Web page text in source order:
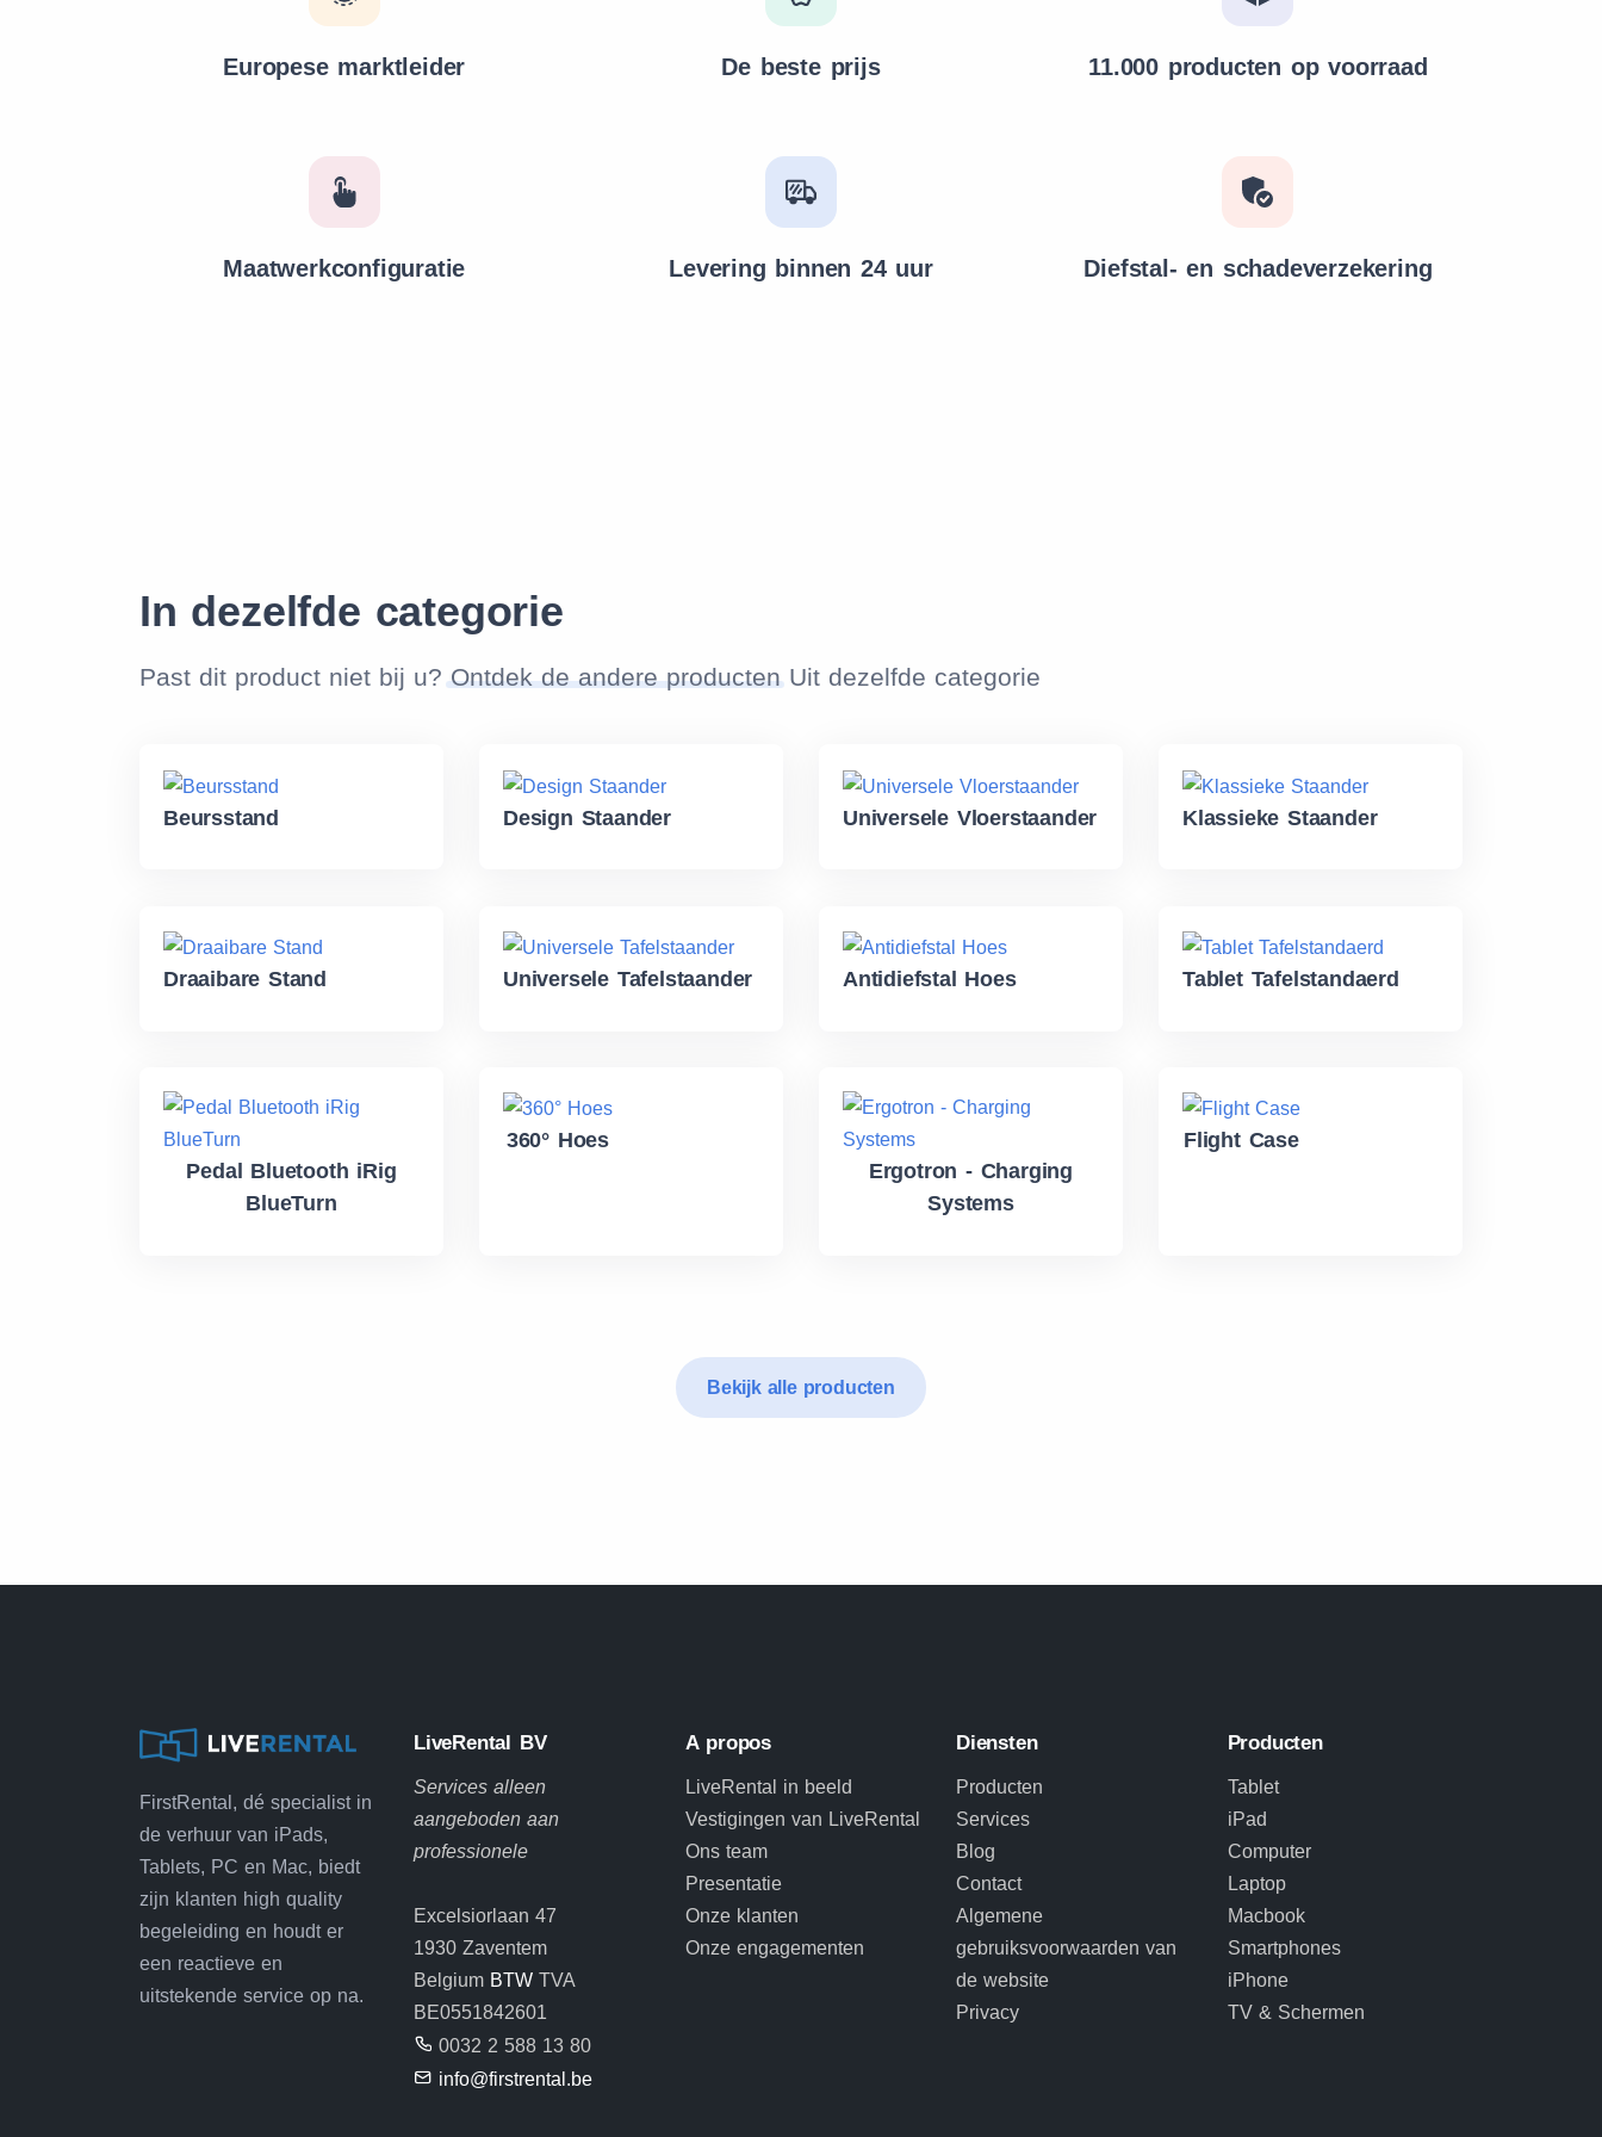
Europese marktleider De beste prijs 11.000 producten op voorraad
Maatwerkconfiguratie Levering binnen 24 uur Diefstal- en schadeverzekering
In dezelfde categorie
Past dit product niet bij u?Ontdek de andere productenUit dezelfde categorie
Beursstand Design Staander Universele Vloerstaander Klassieke Staander
Draaibare Stand Universele Tafelstaander Antidiefstal Hoes Tablet Tafelstandaerd
Pedal Bluetooth iRig
BlueTurn
360° Hoes
Ergotron - Charging
Systems
Flight Case
Bekijk alle producten
FirstRental, dé specialist in
de verhuur van iPads,
Tablets, PC en Mac, biedt
zijn klanten high quality
begeleiding en houdt er
een reactieve en
uitstekende service op na.
LiveRental BV
Services alleen
aangeboden aan
professionele
Excelsiorlaan 47
1930 Zaventem
Belgium BTW TVA
BE0551842601
0032 2 588 13 80
info@firstrental.be
A propos
LiveRental in beeld
Vestigingen van LiveRental
Ons team
Presentatie
Onze klanten
Onze engagementen
Diensten
Producten
Services
Blog
Contact
Algemene
gebruiksvoorwaarden van
de website
Privacy
Producten
Tablet
iPad
Computer
Laptop
Macbook
Smartphones
iPhone
TV & Schermen